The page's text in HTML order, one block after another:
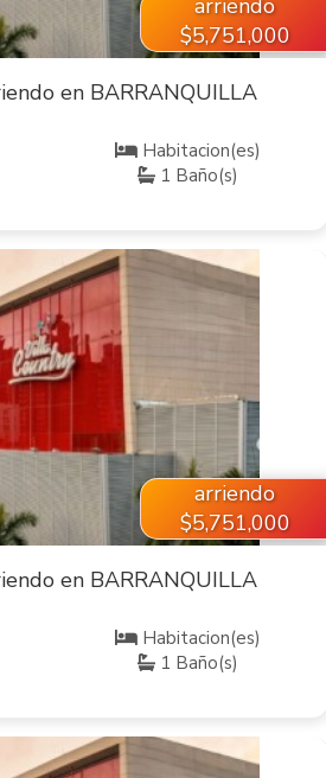
$5,751,000
en BARRANQUILLA
Habitacion(es)
1 Baño(s)
VER INMUEBLE
arriendo
$5,751,000
en BARRANQUILLA
Habitacion(es)
1 Baño(s)